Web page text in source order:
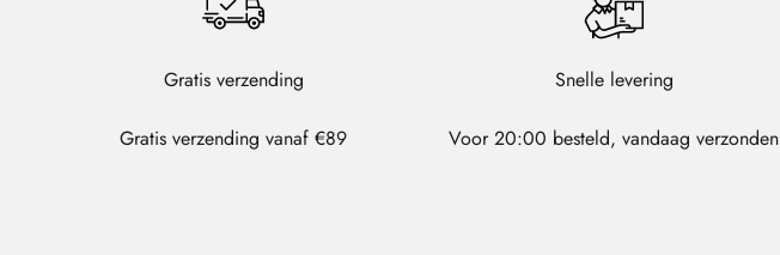
Gratis verzending
Gratis verzending vanaf €89
Snelle levering
Voor 20:00 besteld, vandaag verzonden